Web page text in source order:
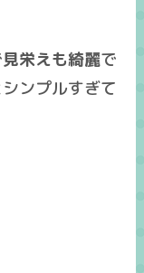
見栄えも綺麗で
ンプルすぎて